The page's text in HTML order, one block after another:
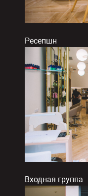
Ресепшн
Входная группа